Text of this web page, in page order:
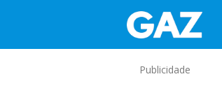
Publicidade